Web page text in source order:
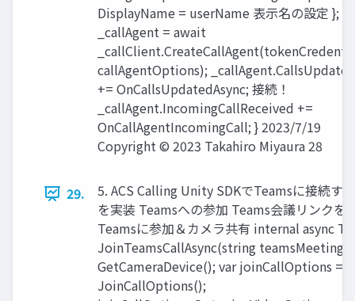
DisplayName = userName 表示名の設定 };
_callAgent = await
callAgentOptions); _callAgent.CallsUpdated
+= OnCallsUpdatedAsync; 接続！
_callAgent.IncomingCallReceived +=
OnCallAgentIncomingCall; } 2023/7/19
Copyright © 2023 Takahiro Miyaura 28
29.
5. ACS Calling Unity SDKでTeamsに接続す
を実装 Teamsへの参加 Teams会議リンクを
Teamsに参加＆カメラ共有 internal async
JoinTeamsCallAsync(string
GetCameraDevice(); var joinCallOptions =
JoinCallOptions();